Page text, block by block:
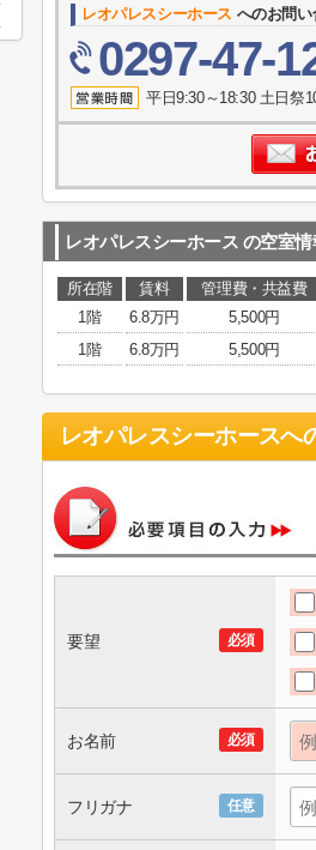
レオパレスシーホース へのお問
0297-47-
平日9:30～18:30 土日祭
レオパレスシーホース の空室情
所在階 賃料 管理費・共益費
1階
6.8万円 5,500円
1階
6.8万円 5,500円
レオパレスシーホースへ
必須
要望
必須
お名前
任意
フリガナ